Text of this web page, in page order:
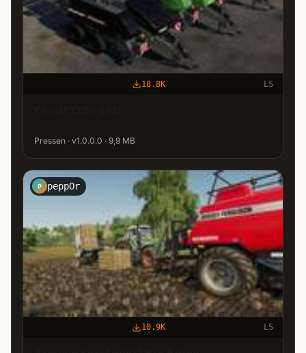
18.8K LS
Pressen · v1.0.0.0 · 9,9 MB
P peppOr
10.9K LS